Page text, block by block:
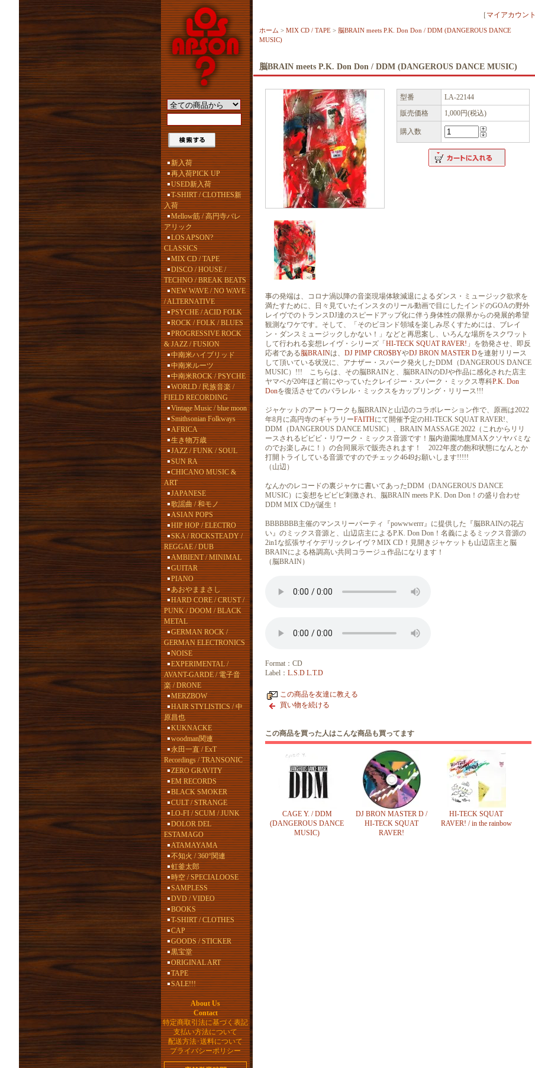
新入荷
再入荷PICK UP
USED新入荷
T-SHIRT / CLOTHES新
入荷
Mellow筋 / 高円寺バレ
アリック
LOS APSON?
CLASSICS
MIX CD / TAPE
DISCO / HOUSE /
TECHNO / BREAK BEATS
NEW WAVE / NO WAVE
/ ALTERNATIVE
PSYCHE / ACID FOLK
ROCK / FOLK / BLUES
PROGRESSIVE ROCK
& JAZZ / FUSION
中南米ハイブリッド
中南米ルーツ
中南米ROCK / PSYCHE
WORLD / 民族音楽 /
FIELD RECORDING
Vintage Music / blue moon
Smithsonian Folkways
AFRICA
生き物万歳
JAZZ / FUNK / SOUL
SUN RA
CHICANO MUSIC &
ART
JAPANESE
歌謡曲 / 和モノ
ASIAN POPS
HIP HOP / ELECTRO
SKA / ROCKSTEADY /
REGGAE / DUB
AMBIENT / MINIMAL
GUITAR
PIANO
あおやままさし
HARD CORE / CRUST /
PUNK / DOOM / BLACK
METAL
GERMAN ROCK /
GERMAN ELECTRONICS
NOISE
EXPERIMENTAL /
AVANT-GARDE / 電子音
楽 / DRONE
MERZBOW
HAIR STYLISTICS / 中
原昌也
KUKNACKE
woodman関連
永田一直 / ExT
Recordings / TRANSONIC
ZERO GRAVITY
EM RECORDS
BLACK SMOKER
CULT / STRANGE
LO-FI / SCUM / JUNK
DOLOR DEL
ESTAMAGO
ATAMAYAMA
不知火 / 360°関連
虹釜太郎
時空 / SPECIALOOSE
SAMPLESS
DVD / VIDEO
BOOKS
T-SHIRT / CLOTHES
CAP
GOODS / STICKER
黒宝堂
ORIGINAL ART
TAPE
SALE!!!
About Us
Contact
特定商取引法に基づく表記
支払い方法について
配送方法･送料について
プライバシーポリシー
［ マイアカウント
ホーム > MIX CD / TAPE > 脳BRAIN meets P.K. Don Don / DDM (DANGEROUS DANCE
MUSIC)
脳BRAIN meets P.K. Don Don / DDM (DANGEROUS DANCE MUSIC)
型番
LA-22144
販売価格
1,000円(税込)
購入数
事の発端は、コロナ渦以降の音楽現場体験減退によるダンス・ミュージック欲求を
満たすために、日々見ていたインスタのリール動画で目にしたインドのGOAの野外
レイヴでのトランスDJ達のスピードアップ化に伴う身体性の限界からの発展的希望
観測なワケです。そして、「そのビヨンド領域を楽しみ尽くすためには、ブレイ
ン・ダンスミュージックしかない！」などと再思案し、いろんな場所をスクワット
して行われる妄想レイヴ・シリーズ「 HI-TECK SQUAT RAVER! 」を勃発させ、即反
応者である脳BRAINは、 DJ PIMP CRO$BYやDJ BRON MASTER Dを連射リリース
して頂いている状況に、アナザー・スパーク発火したDDM（DANGEROUS DANCE
MUSIC）!!! こちらは、その脳BRAINと、脳BRAINのDJや作品に感化された店主
ヤマベが20年ほど前にやっていたクレイジー・スパーク・ミックス専科P.K. Don
Donを復活させてのパラレル・ミックスをカップリング・リリース!!!
ジャケットのアートワークも脳BRAINと山辺のコラボレーション作で、原画は2022
年8月に高円寺のギャラリーFAITHにて開催予定のHI-TECK SQUAT RAVER!、
DDM（DANGEROUS DANCE MUSIC）、BRAIN MASSAGE 2022（これからリリ
ースされるビビビ・リワーク・ミックス音源です！脳内遊園地度MAXクソヤバミな
のでお楽しみに！）の合同展示で販売されます！ 2022年度の飽和状態になんとか
打開トライしている音源ですのでチェック4649お願いします!!!!!
（山辺）
なんかのレコードの裏ジャケに書いてあったDDM（DANGEROUS DANCE
MUSIC）に妄想をビビビ刺激され、脳BRAIN meets P.K. Don Don！の盛り合わせ
DDM MIX CDが誕生！
BBBBBBB主催のマンスリーパーティ『powwwerrr』に提供した『脳BRAINの花占
い』のミックス音源と、山辺店主によるP.K. Don Don！名義によるミックス音源の
2in1な拡張サイケデリックレイヴ？MIX CD！見開きジャケットも山辺店主と脳
BRAINによる格調高い共同コラージュ作品になります！
（脳BRAIN）
Format：CD
Label： L.S.D L.T.D
この商品を友達に教える
買い物を続ける
この商品を買った人はこんな商品も買ってます
CAGE Y. / DDM
(DANGEROUS DANCE
MUSIC)
DJ BRON MASTER D /
HI-TECK SQUAT
RAVER!
HI-TECK SQUAT
RAVER! / in the rainbow